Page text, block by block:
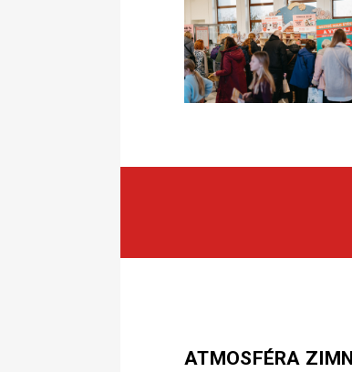
ATMOSFÉRA